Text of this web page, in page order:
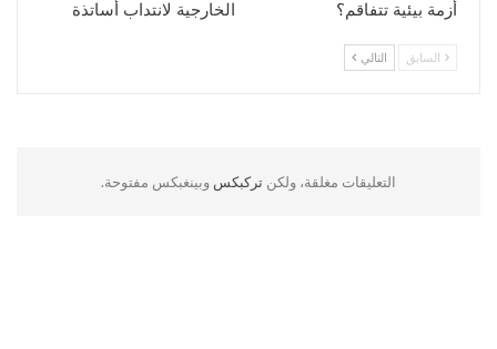
أزمة بيئية تتفاقم؟ الخارجية لانتداب أساتذة
السابق التالي
التعليقات مغلقة، ولكن تركبكس وبينغبكس مفتوحة.